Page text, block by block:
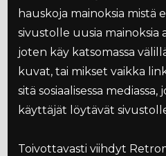
hauskoja mainoksia mistä
sivustolle uusia mainoksia
joten käy katsomassa
kuvat, tai mikset vaikka
sitä sosiaalisessa
käyttäjät löytävät
Toivottavasti viihdyt